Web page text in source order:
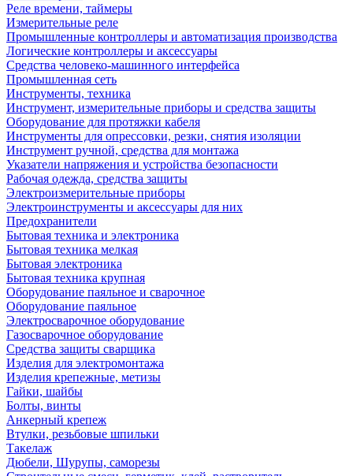
Реле времени, таймеры
Измерительные реле
Промышленные контроллеры и автоматизация производства
Логические контроллеры и аксессуары
Средства человеко-машинного интерфейса
Промышленная сеть
Инструменты, техника
Инструмент, измерительные приборы и средства защиты
Оборудование для протяжки кабеля
Инструменты для опрессовки, резки, снятия изоляции
Инструмент ручной, средства для монтажа
Указатели напряжения и устройства безопасности
Рабочая одежда, средства защиты
Электроизмерительные приборы
Электроинструменты и аксессуары для них
Предохранители
Бытовая техника и электроника
Бытовая техника мелкая
Бытовая электроника
Бытовая техника крупная
Оборудование паяльное и сварочное
Оборудование паяльное
Электросварочное оборудование
Газосварочное оборудование
Средства защиты сварщика
Изделия для электромонтажа
Изделия крепежные, метизы
Гайки, шайбы
Болты, винты
Анкерный крепеж
Втулки, резьбовые шпильки
Такелаж
Дюбели, Шурупы, саморезы